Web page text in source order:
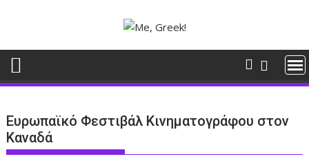
Ευρωπαϊκό Φεστιβάλ Κινηματογράφου στον
Καναδά